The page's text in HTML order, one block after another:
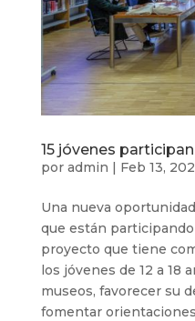
15 jóvenes
por admin Feb 13,
Una nueva
que están
proyecto que tiene
los jóvenes de 12 a 18
museos, favorecer su
fomentar